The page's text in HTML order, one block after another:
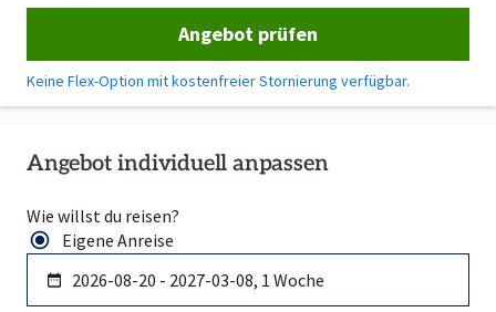
Angebot individuell anpassen
Wie willst du reisen?
Eigene Anreise
Angebot prüfen
Keine Flex-Option mit kostenfreier Stornierung verfügbar.